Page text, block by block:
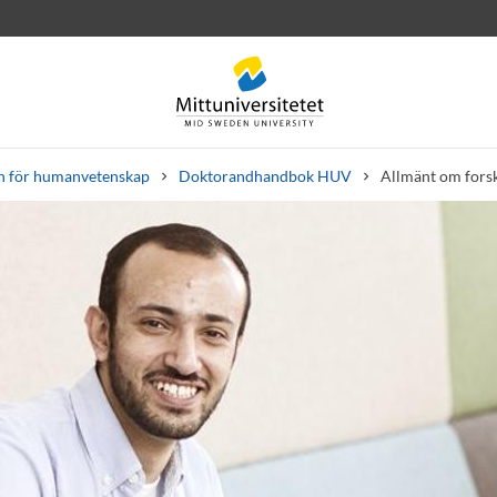
för humanvetenskap Doktorandhandbok HUV Allmänt om
Personal Lediga jobb